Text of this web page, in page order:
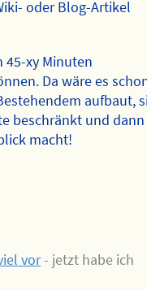
oder Blog-Artikel
45-xy Minuten
Da wäre es
aufbaut,
beschränkt und
macht!
vor- jetzt habe ich